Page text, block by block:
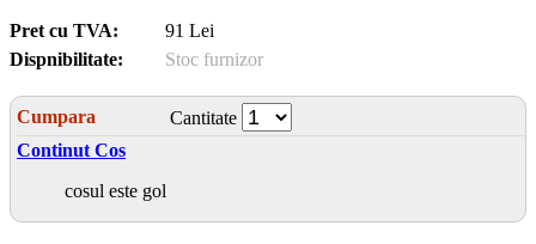
Pret cu TVA:
91 Lei
Dispnibilitate:
Stoc furnizor
Cumpara
Cantitate
Continut Cos
cosul este gol